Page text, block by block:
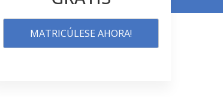
MATRICÚLESE AHORA!